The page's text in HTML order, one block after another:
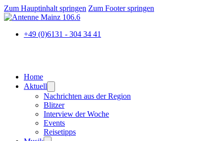
Zum Hauptinhalt springen Zum Footer springen
+49 (0)6131 - 304 34 41
Home
Aktuell
Nachrichten aus der Region
Blitzer
Interview der Woche
Events
Reisetipps